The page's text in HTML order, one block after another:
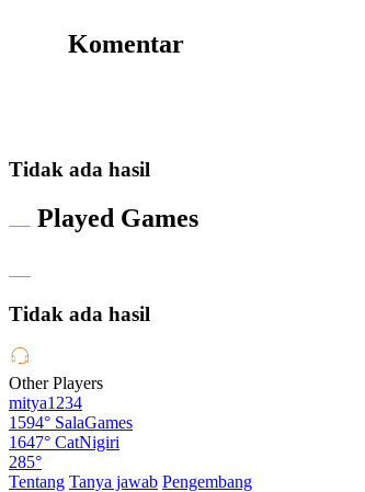
Komentar
Tidak ada hasil
Played Games
Tidak ada hasil
Other Players
mitya1234
1594° SalaGames
1647° CatNigiri
285°
Tentang Tanya jawab Pengembang